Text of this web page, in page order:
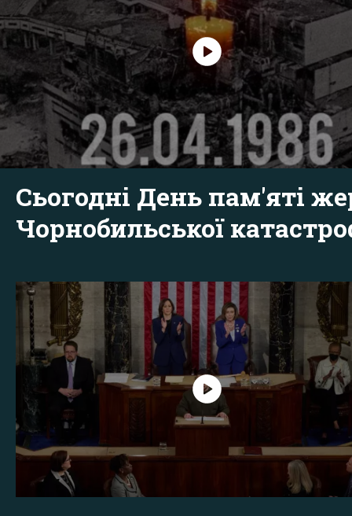
Сьогодні День пам'яті
Чорнобильської